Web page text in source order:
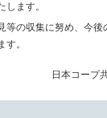
します。
等の収集に努め、今後
す。
日本コープ